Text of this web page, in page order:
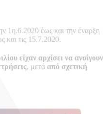
1η.6.2020 έως και την έναρξη
και τις 15.7.2020.
είχαν αρχίσει να ανοίγουν
, μετά από σχετική